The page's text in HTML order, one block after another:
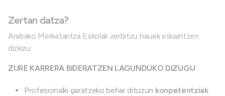
Zertan datza?
Arabako Merkataritza Eskolak zerbitzu hauek eskaintzen
dizkizu:
ZURE KARRERA BIDERATZEN LAGUNDUKO DIZUGU
Profesionalki garatzeko behar dituzun konpetentziak